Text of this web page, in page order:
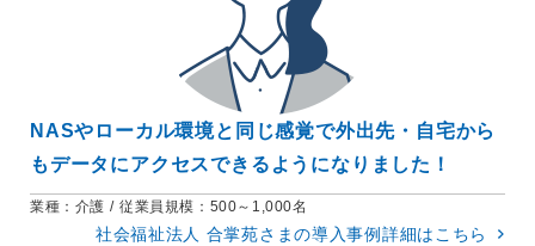
NASやローカル環境と同じ感覚で外出先・自宅から
もデータにアクセスできるようになりました！
業種： 介護 従業員規模： 500～1,000名
社会福祉法人 合掌苑さまの導入事例詳細はこちら